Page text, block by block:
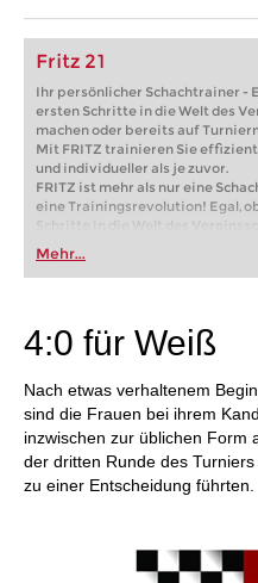
Fritz 21
Ihr persönlicher Schachtrainer -
ersten Schritte in die Welt des
machen oder bereits auf
Mit FRITZ trainieren Sie
und individueller als je zuvor.
FRITZ ist mehr als nur eine
eine Trainingsrevolution! Egal,
Schritte in die Welt des
oder bereits auf Turnierniveau
FRITZ trainieren Sie effizienter,
individueller als je zuvor.
Mehr...
4:0 für Weiß
Nach etwas verhaltenem
sind die Frauen bei ihrem
inzwischen zur üblichen Form
der dritten Runde des
zu einer Entscheidung führten.